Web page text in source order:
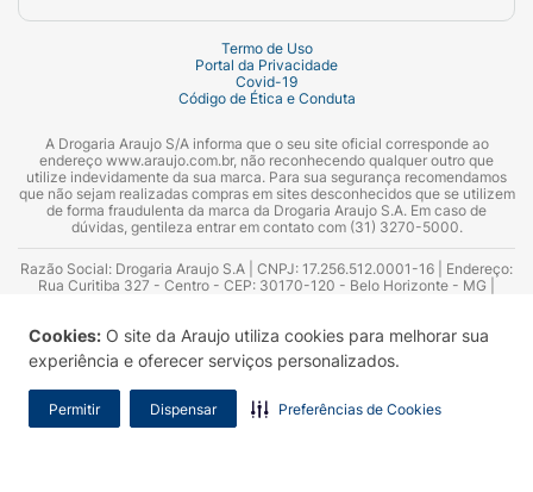
Cookies: O site da Araujo utiliza cookies para melhorar sua
experiência e oferecer serviços personalizados.
Permitir Dispensar Preferências de Cookies
Termo de Uso
Portal da Privacidade
Covid-19
Código de Ética e Conduta
A Drogaria Araujo S/A informa que o seu site oficial corresponde ao
endereço www.araujo.com.br, não reconhecendo qualquer outro que
utilize indevidamente da sua marca. Para sua segurança recomendamos
que não sejam realizadas compras em sites desconhecidos que se utilizem
de forma fraudulenta da marca da Drogaria Araujo S.A. Em caso de
dúvidas, gentileza entrar em contato com (31) 3270-5000.
Razão Social: Drogaria Araujo S.A | CNPJ: 17.256.512.0001-16 | Endereço:
Rua Curitiba 327 - Centro - CEP: 30170-120 - Belo Horizonte - MG |
Azevedo Guimarães – CRF 10.965 | Yasmin Silva Alvarenga – CRF 52.584 -
Consultor substituto: Thiago Aguiar Pinheiro - CRF Nº 13.748. Alvará
Sanitário: 2025020713 | Autorização de Funcionamento da Empresa (AFE):